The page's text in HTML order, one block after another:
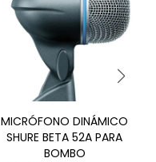
MICRÓFONO DINÁMICO
SHURE BETA 52A PARA
BOMBO